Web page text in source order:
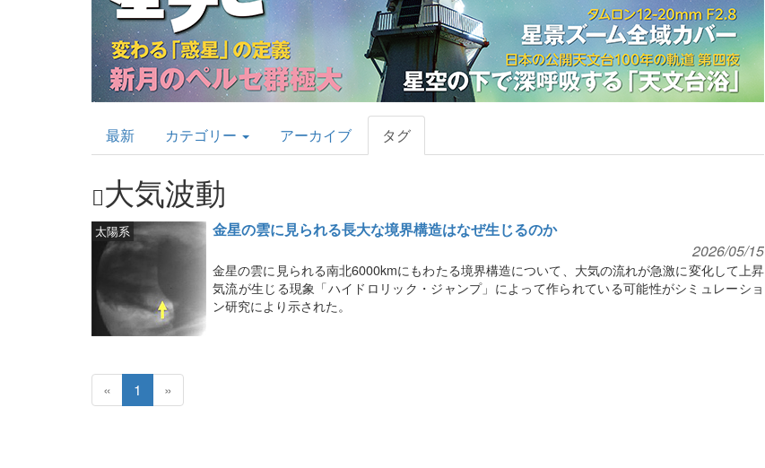
AstroArts
Topics
最新 カテゴリー アーカイブ タグ
大気波動
金星の雲に見られる長大な境界構造はなぜ生じるのか
太陽系
2026/05/15
金星の雲に見られる南北6000kmにもわたる境界構造について、大気の流れが急激に変化して上昇
気流が生じる現象「ハイドロリック・ジャンプ」によって作られている可能性がシミュレーショ
ン研究により示された。
« 1 »